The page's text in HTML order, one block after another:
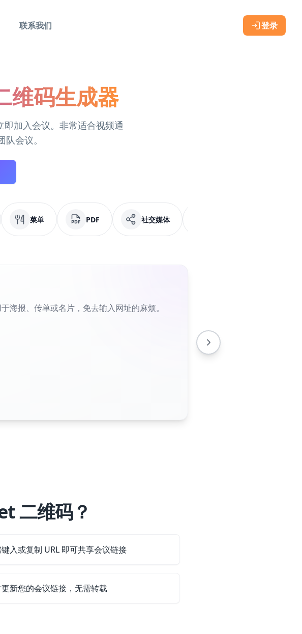
联系我们 登录
维码生成器
加入会议。非常适合视频通
会议。
菜单 PDF 社交媒体
海报、传单或名片，免去输入网址的麻烦。
二维码？
入或复制 URL 即可共享会议链接
新您的会议链接，无需转载